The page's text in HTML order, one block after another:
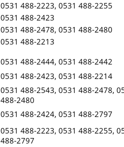
0531 488-2223,0531 488-2255
0531 488-2423
0531 488-2478,0531 488-2480
0531 488-2213
0531 488-2444,0531 488-2442
0531 488-2423, 0531 488-2214
0531 488-2543, 0531 488-2478,
488-2480
0531 488-2424, 0531 488-2797
0531 488-2223,0531 488-2255,
488-2797